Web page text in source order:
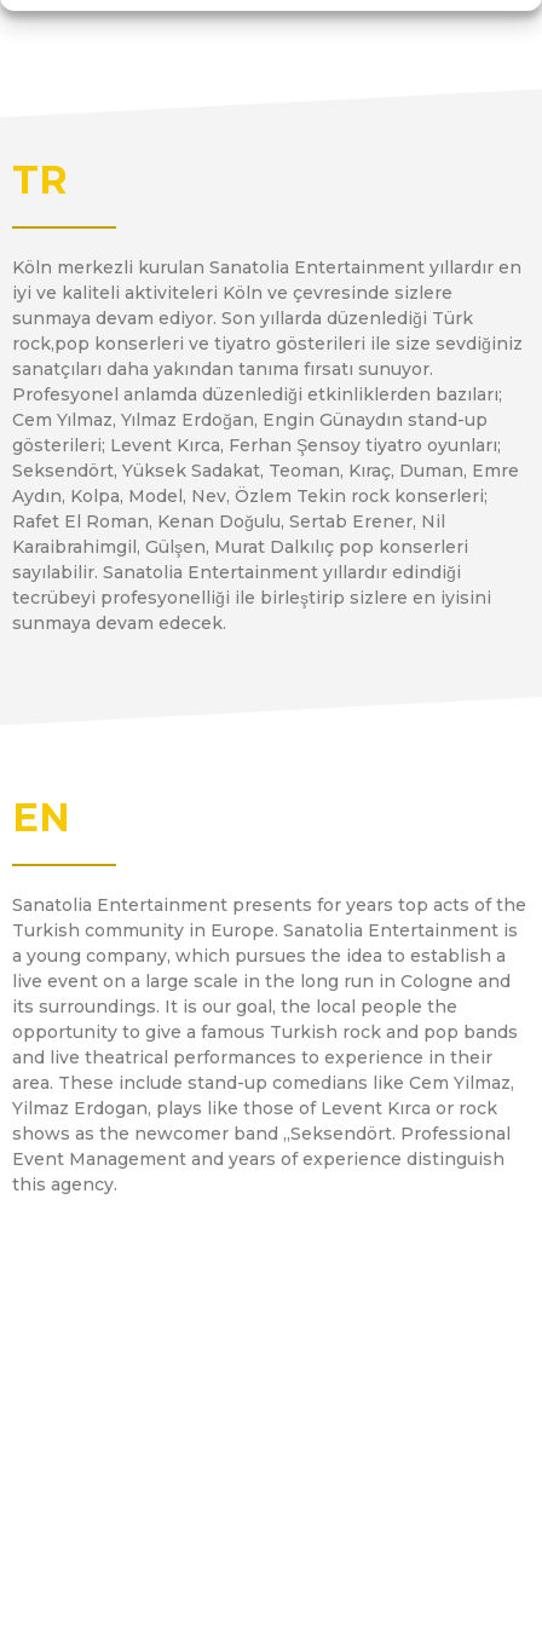
TR
Köln merkezli kurulan Sanatolia Entertainment yıllardır en
iyi ve kaliteli aktiviteleri Köln ve çevresinde sizlere
sunmaya devam ediyor. Son yıllarda düzenlediği Türk
rock,pop konserleri ve tiyatro gösterileri ile size sevdiğiniz
sanatçıları daha yakından tanıma fırsatı sunuyor.
Profesyonel anlamda düzenlediği etkinliklerden bazıları;
Cem Yılmaz, Yılmaz Erdoğan, Engin Günaydın stand-up
gösterileri; Levent Kırca, Ferhan Şensoy tiyatro oyunları;
Seksendört, Yüksek Sadakat, Teoman, Kıraç, Duman, Emre
Aydın, Kolpa, Model, Nev, Özlem Tekin rock konserleri;
Rafet El Roman, Kenan Doğulu, Sertab Erener, Nil
Karaibrahimgil, Gülşen, Murat Dalkılıç pop konserleri
sayılabilir. Sanatolia Entertainment yıllardır edindiği
tecrübeyi profesyonelliği ile birleştirip sizlere en iyisini
sunmaya devam edecek.
EN
Sanatolia Entertainment presents for years top acts of the
Turkish community in Europe. Sanatolia Entertainment is
a young company, which pursues the idea to establish a
live event on a large scale in the long run in Cologne and
its surroundings. It is our goal, the local people the
opportunity to give a famous Turkish rock and pop bands
and live theatrical performances to experience in their
area. These include stand-up comedians like Cem Yilmaz,
Yilmaz Erdogan, plays like those of Levent Kırca or rock
shows as the newcomer band „Seksendört. Professional
Event Management and years of experience distinguish
this agency.